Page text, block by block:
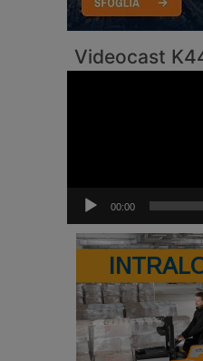
Videocast
00:00